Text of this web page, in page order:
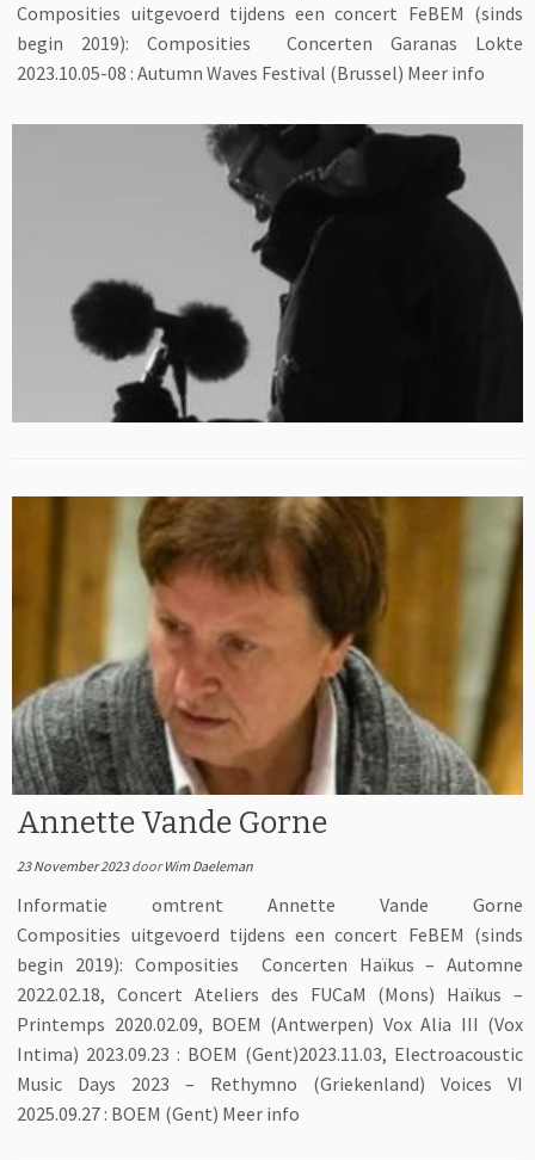
Composities uitgevoerd tijdens een concert FeBEM (sinds
begin 2019): Composities Concerten Garanas Lokte
2023.10.05-08 : Autumn Waves Festival (Brussel) Meer info
Annette Vande Gorne
23 November 2023doorWim Daeleman
Informatie omtrent Annette Vande Gorne
Composities uitgevoerd tijdens een concert FeBEM (sinds
begin 2019): Composities Concerten Haïkus – Automne
2022.02.18, Concert Ateliers des FUCaM (Mons) Haïkus –
Printemps 2020.02.09, BOEM (Antwerpen) Vox Alia III (Vox
Intima) 2023.09.23 : BOEM (Gent)2023.11.03, Electroacoustic
Music Days 2023 – Rethymno (Griekenland) Voices VI
2025.09.27 : BOEM (Gent) Meer info